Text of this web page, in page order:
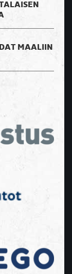
MAALIIN